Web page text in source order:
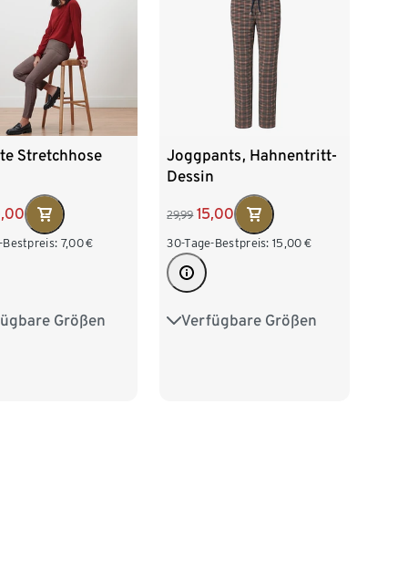
Stretchhose
Bestpreis: 7,00€
Größen
38 40 42
Joggpants, Hahnentritt-
Dessin
29,99 15,00
30-Tage-Bestpreis: 15,00 €
Verfügbare Größen
S 36/38 M 40/42